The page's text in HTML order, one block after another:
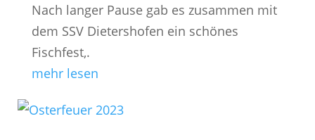
Nach langer Pause gab es zusammen mit
dem SSV Dietershofen ein schönes
Fischfest,.
mehr lesen